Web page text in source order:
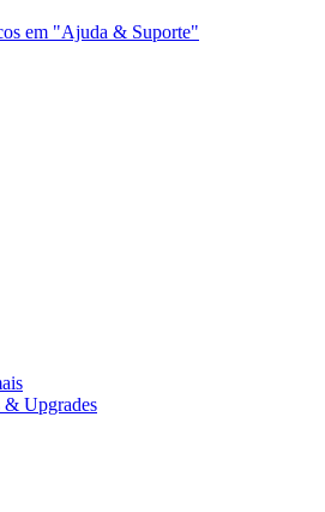
em "Ajuda & Suporte"
& Upgrades